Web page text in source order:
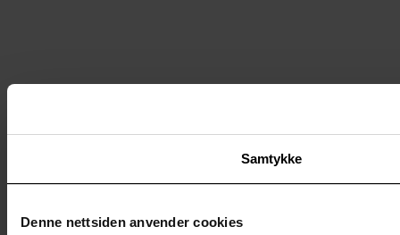
Samtykke
Denne nettsiden anvender cookies